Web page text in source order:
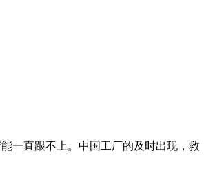
一直跟不上。中国工厂的及时出现，救